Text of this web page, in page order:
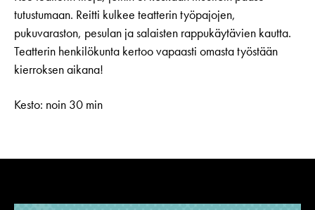
tutustumaan. Reitti kulkee teatterin työpajojen,
pukuvaraston, pesulan ja salaisten rappukäytävien kautta.
Teatterin henkilökunta kertoo vapaasti omasta työstään
kierroksen aikana!
Kesto: noin 30 min